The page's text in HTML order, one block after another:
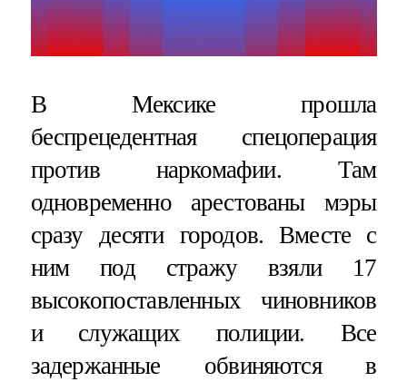
В Мексике прошла
беспрецедентная спецоперация
против наркомафии. Там
одновременно арестованы мэры
сразу десяти городов. Вместе с
ним под стражу взяли 17
высокопоставленных чиновников
и служащих полиции. Все
задержанные обвиняются в